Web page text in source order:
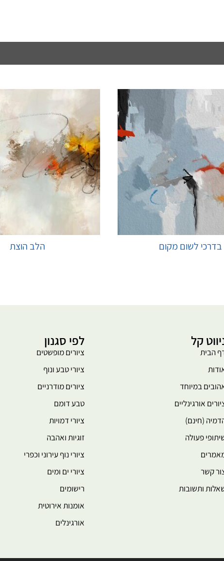
בדרכי לשום מקום הלב הוצת
קל
הבית
במיוחד
אורגינליים
(חינם)
פעולה
קשר
ותשובות
לפי סגנון
ציורים מופשטים
ציורי טבע ונוף
ציורים מודרניים
טבע דומם
ציורי דמויות
זוגיות ואהבה
ציורי נוף עירוני וכפרי
ציורי ים ומים
רישומים
אומנות אירוטית
אורגינלים